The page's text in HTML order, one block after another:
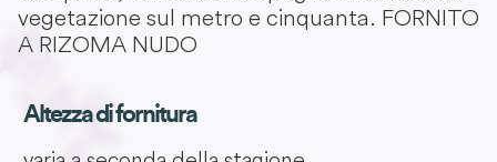
vegetazione sul metro e cinquanta. FORNITO
A RIZOMA NUDO
Altezza di fornitura